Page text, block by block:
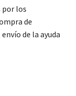
por los
de
de la ayuda